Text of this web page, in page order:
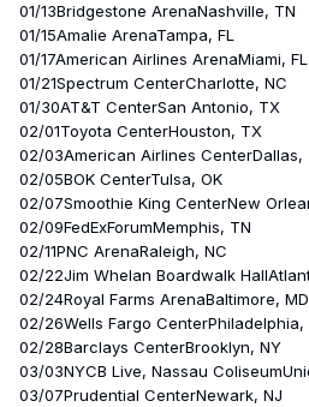
01/13Bridgestone ArenaNashville, TN
01/15Amalie ArenaTampa, FL
01/17American Airlines ArenaMiami, FL
01/21Spectrum CenterCharlotte, NC
01/30AT&T CenterSan Antonio, TX
02/01Toyota CenterHouston, TX
02/03American Airlines CenterDallas,
02/05BOK CenterTulsa, OK
02/07Smoothie King CenterNew
02/09FedExForumMemphis, TN
02/11PNC ArenaRaleigh, NC
02/22Jim Whelan Boardwalk
02/24Royal Farms ArenaBaltimore, MD
02/26Wells Fargo CenterPhiladelphia,
02/28Barclays CenterBrooklyn, NY
03/03NYCB Live, Nassau
03/07Prudential CenterNewark, NJ